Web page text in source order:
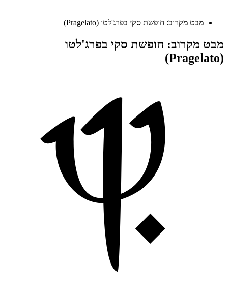
מבט מקרוב: חופשת סקי בפרג'לטו (Pragelato)
מבט מקרוב: חופשת סקי בפרג'לטו
(Pragelato)